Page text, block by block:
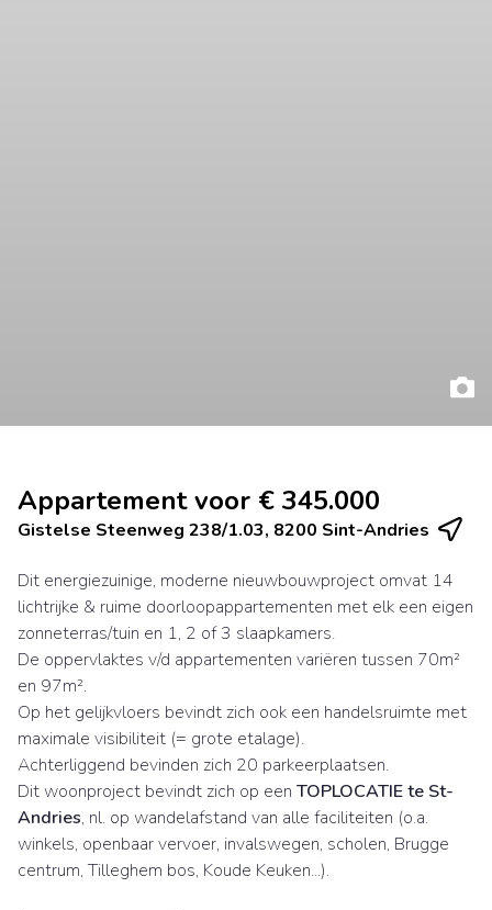
Appartement voor € 345.000
Gistelse Steenweg 238/1.03, 8200 Sint-Andries
Dit energiezuinige, moderne nieuwbouwproject omvat 14
lichtrijke & ruime doorloopappartementen met elk een eigen
zonneterras/tuin en 1, 2 of 3 slaapkamers.
De oppervlaktes v/d appartementen variëren tussen 70m²
en 97m².
Op het gelijkvloers bevindt zich ook een handelsruimte met
maximale visibiliteit (= grote etalage).
Achterliggend bevinden zich 20 parkeerplaatsen.
Dit woonproject bevindt zich op een TOPLOCATIE te St-
Andries, nl. op wandelafstand van alle faciliteiten (o.a.
winkels, openbaar vervoer, invalswegen, scholen, Brugge
centrum, Tilleghem bos, Koude Keuken...).